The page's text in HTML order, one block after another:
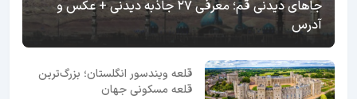
جاهای دیدنی قم؛ معرفی 27 جاذبه دیدنی + عکس و
آدرس
قلعه ویندسور انگلستان؛ بزرگ‌ترین
قلعه مسکونی جهان